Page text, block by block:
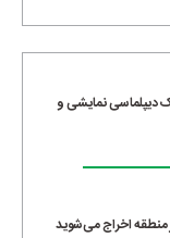
نمایشی و
منطقه اخراج می‌شوید